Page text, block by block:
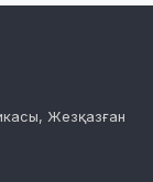
Жезқазған